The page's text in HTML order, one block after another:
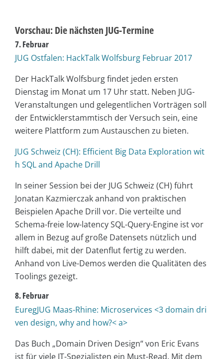
Vorschau: Die nächsten JUG-Termine
7. Februar
JUG Ostfalen: HackTalk Wolfsburg Februar 2017
Der HackTalk Wolfsburg findet jeden ersten
Dienstag im Monat um 17 Uhr statt. Neben JUG-
Veranstaltungen und gelegentlichen Vorträgen soll
der Entwicklerstammtisch der Versuch sein, eine
weitere Plattform zum Austauschen zu bieten.
JUG Schweiz (CH): Efficient Big Data Exploration wit
h SQL and Apache Drill
In seiner Session bei der JUG Schweiz (CH) führt
Jonatan Kazmierczak anhand von praktischen
Beispielen Apache Drill vor. Die verteilte und
Schema-freie low-latency SQL-Query-Engine ist vor
allem in Bezug auf große Datensets nützlich und
hilft dabei, mit der Datenflut fertig zu werden.
Anhand von Live-Demos werden die Qualitäten des
Toolings gezeigt.
8. Februar
EuregJUG Maas-Rhine: Microservices <3 domain dri
ven design, why and how?< a>
Das Buch „Domain Driven Design“ von Eric Evans
ist für viele IT-Spezialisten ein Must-Read. Mit dem